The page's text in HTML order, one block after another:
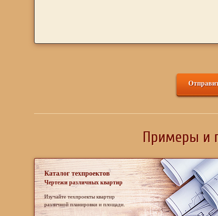
Примеры и
Каталог техпроектов
Чертежи различных квартир
Изучайте техпроекты квартир
различной планировки и площади.